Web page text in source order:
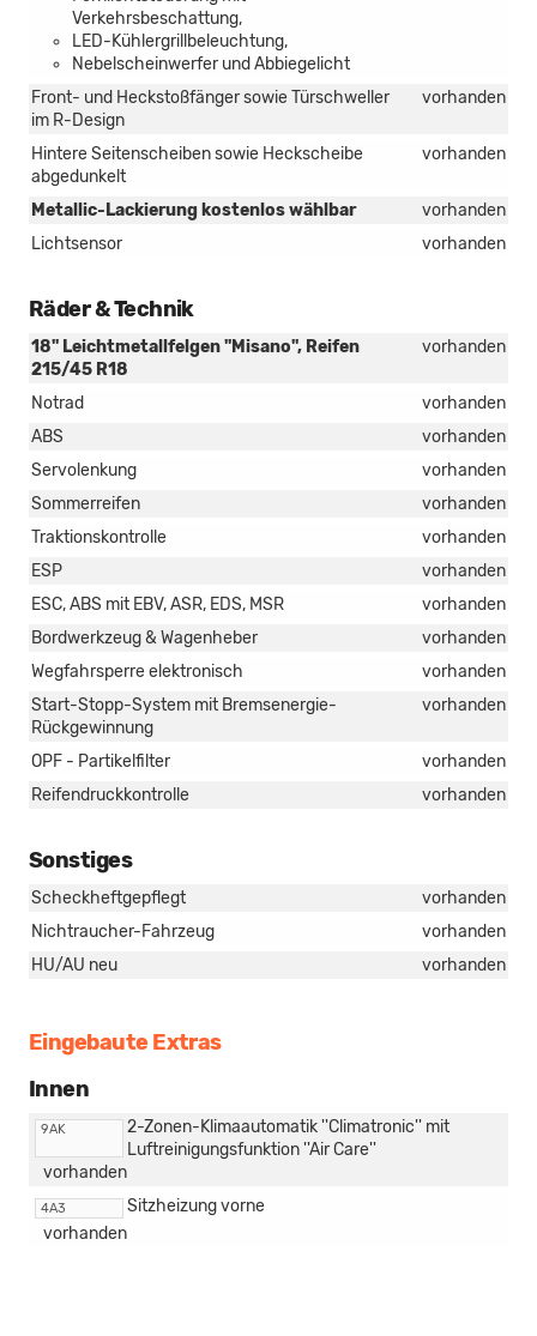
Verkehrsbeschattung,
LED-Kühlergrillbeleuchtung,
Nebelscheinwerfer und Abbiegelicht
Front- und Heckstoßfänger sowie Türschweller
im R-Design
vorhanden
Hintere Seitenscheiben sowie Heckscheibe
abgedunkelt
vorhanden
Metallic-Lackierung kostenlos wählbar
vorhanden
Lichtsensor
vorhanden
Räder & Technik
18'' Leichtmetallfelgen ''Misano'', Reifen
215/45 R18
vorhanden
Notrad
vorhanden
ABS
vorhanden
Servolenkung
vorhanden
Sommerreifen
vorhanden
Traktionskontrolle
vorhanden
ESP
vorhanden
ESC, ABS mit EBV, ASR, EDS, MSR
vorhanden
Bordwerkzeug & Wagenheber
vorhanden
Wegfahrsperre elektronisch
vorhanden
Start-Stopp-System mit Bremsenergie-
Rückgewinnung
vorhanden
OPF - Partikelfilter
vorhanden
Reifendruckkontrolle
vorhanden
Sonstiges
Scheckheftgepflegt
vorhanden
Nichtraucher-Fahrzeug
vorhanden
HU/AU neu
vorhanden
Eingebaute Extras
Innen
9AK
2-Zonen-Klimaautomatik ''Climatronic'' mit
Luftreinigungsfunktion ''Air Care''
vorhanden
4A3
Sitzheizung vorne
vorhanden